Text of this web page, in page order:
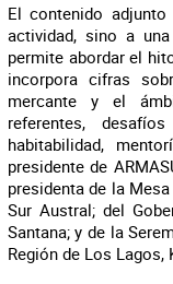
El contenido
actividad, sino a
permite abordar el
incorpora cifras
mercante y el
referentes,
habitabilidad,
presidente de
presidenta de la
Sur Austral; del
Santana; y de la
Región de Los Lagos,